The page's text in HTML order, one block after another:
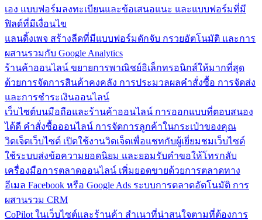
เอง แบบฟอร์มลงทะเบียนและข้อเสนอแนะ และแบบฟอร์มที่มี
ฟิลด์ที่มีเงื่อนไข
แลนดิ้งเพจ สร้างลีดที่มีแบบฟอร์มดักจับ กรวยอัตโนมัติ และการ
ผสานรวมกับ Google Analytics
ร้านค้าออนไลน์ ขยายการพาณิชย์อิเล็กทรอนิกส์ให้มากที่สุด
ด้วยการจัดการสินค้าคงคลัง การประมวลผลคำสั่งซื้อ การจัดส่ง
และการชำระเงินออนไลน์
เว็บไซต์บนมือถือและร้านค้าออนไลน์ การออกแบบที่ตอบสนอง
ได้ดี คำสั่งซื้อออนไลน์ การจัดการลูกค้าในกระเป๋าของคุณ
วิดเจ็ตเว็บไซต์ เปิดใช้งานวิดเจ็ตเพื่อแชทกับผู้เยี่ยมชมเว็บไซต์
ใช้ระบบส่งข้อความยอดนิยม และยอมรับคำขอให้โทรกลับ
เครื่องมือการตลาดออนไลน์ เพิ่มยอดขายด้วยการตลาดทาง
อีเมล Facebook หรือ Google Ads ระบบการตลาดอัตโนมัติ การ
ผสานรวม CRM
CoPilot ในเว็บไซต์และร้านค้า สำเนาที่น่าสนใจตามที่ต้องการ